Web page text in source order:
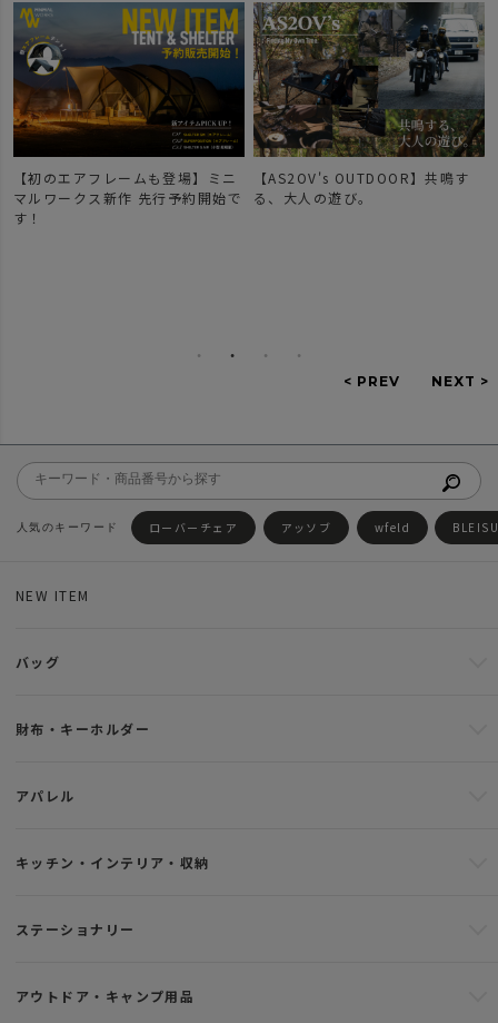
【初のエアフレームも登場】ミニ
マルワークス新作 先行予約開始で
す！
【AS2OV's OUTDOOR】共鳴す
る、大人の遊び。
ローバーチェア アッソブ wfeld
NEW ITEM
バッグ
財布・キーホルダー
アパレル
キッチン・インテリア・収納
ステーショナリー
アウトドア・キャンプ用品